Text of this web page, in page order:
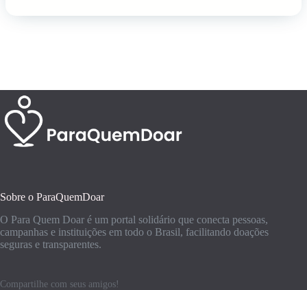
Sobre o ParaQuemDoar
O Para Quem Doar é um portal solidário que conecta pessoas,
campanhas e instituições em todo o Brasil, facilitando doações
seguras e transparentes.
Compartilhe com seus amigos!